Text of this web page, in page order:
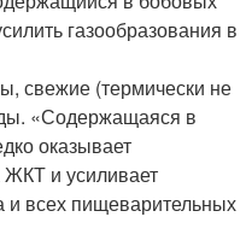
газообразования в
свежие (термически не
«Содержащаяся в
оказывает
и усиливает
и всех пищеварительных